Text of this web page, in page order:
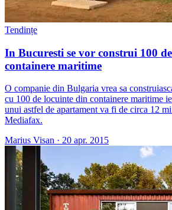
Tendințe
In Bucuresti se vor construi 100
containere maritime
O companie din Bulgaria vrea sa
cu 100 de locuinte din containere maritime
unui astfel de apartament va fi de circa 12
Mediafax.
Marius Visan · 20 apr. 2015